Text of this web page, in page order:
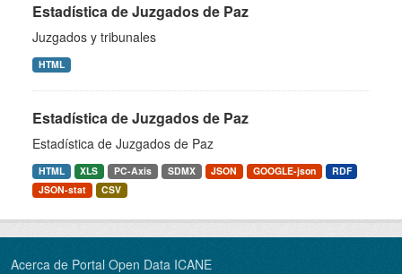
Estadística de Juzgados de Paz
Juzgados y tribunales
HTML
Estadística de Juzgados de Paz
Estadística de Juzgados de Paz
HTML XLS PC-Axis SDMX JSON GOOGLE-json
RDF
JSON-stat
CSV
Acerca de Portal Open Data ICANE